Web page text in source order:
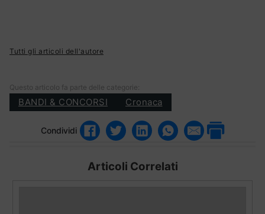
Tutti gli articoli dell'autore
Questo articolo fa parte delle categorie:
BANDI & CONCORSI Cronaca
Condividi
Articoli Correlati